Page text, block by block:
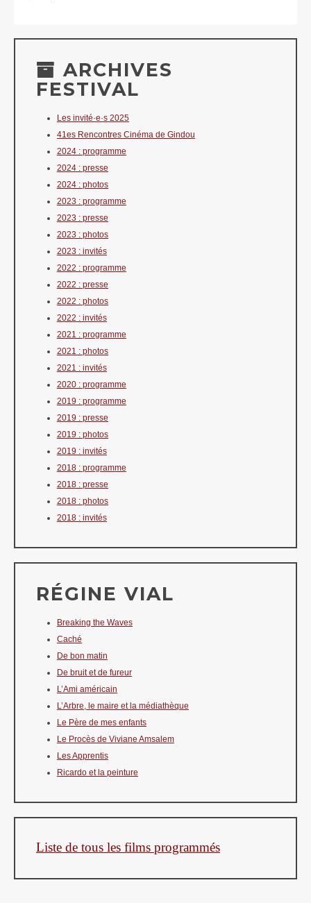
ARCHIVES
FESTIVAL
Les invité·e·s 2025
41es Rencontres Cinéma de Gindou
2024 : programme
2024 : presse
2024 : photos
2023 : programme
2023 : presse
2023 : photos
2023 : invités
2022 : programme
2022 : presse
2022 : photos
2022 : invités
2021 : programme
2021 : photos
2021 : invités
2020 : programme
2019 : programme
2019 : presse
2019 : photos
2019 : invités
2018 : programme
2018 : presse
2018 : photos
2018 : invités
RÉGINE VIAL
Breaking the Waves
Caché
De bon matin
De bruit et de fureur
L’Ami américain
L’Arbre, le maire et la médiathèque
Le Père de mes enfants
Le Procès de Viviane Amsalem
Les Apprentis
Ricardo et la peinture
Liste de tous les films programmés